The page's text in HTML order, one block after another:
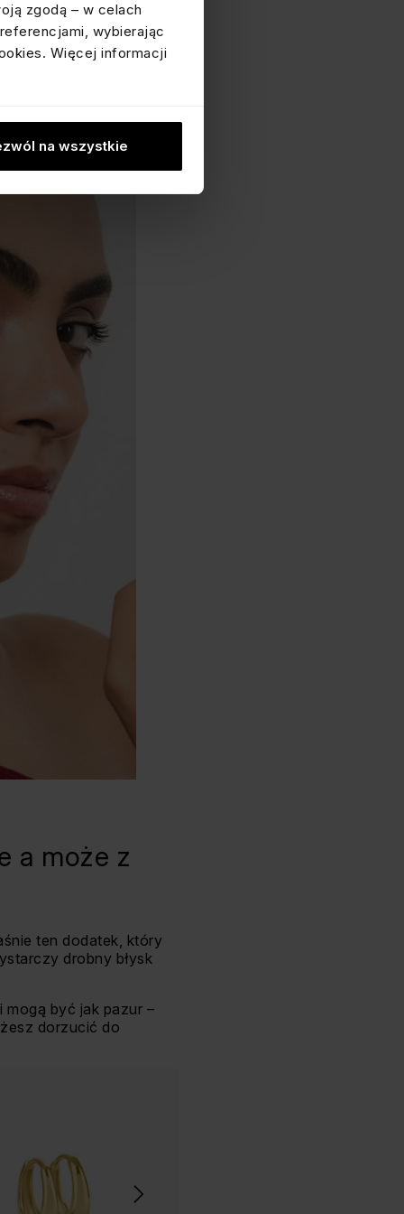
zgodą – w celach
wybierając
Więcej informacji
na wszystkie
być tylko tłem– zielony
– wszystkie chętnie
inspirowaną tęczą i
nie musi być
a może z
ten dodatek, który
drobny błysk
być jak pazur –
dorzucić do